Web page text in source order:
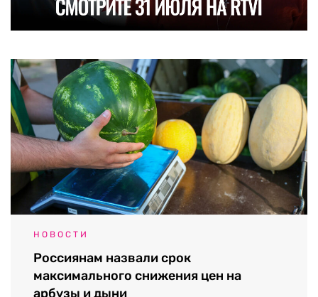
НОВОСТИ
Россиянам назвали срок
максимального снижения цен на
арбузы и дыни